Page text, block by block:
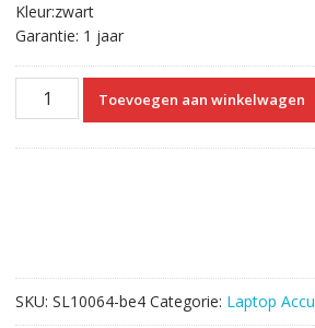
Kleur:zwart
Garantie: 1 jaar
Laptop
Toevoegen aan winkelwagen
SKU: SL10064-be4 Categorie: Laptop Accu